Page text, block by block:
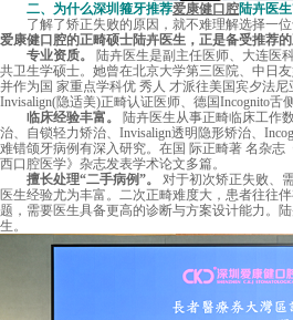
二、为什么深圳箍牙推荐爱康健口腔陆卉医
了解了矫正失败的原因，就不难理解选择一位
爱康健口腔的正畸硕士陆卉医生，正是备受推荐的
专业资质。 陆卉医生是副主任医师、大连医
共卫生学硕士。她曾在北京大学第三医院、中日
并作为国 家重点学科优 秀人 才派往美国宾夕法
Invisalign(隐适美)正畸认证医师、德国Incognito舌
临床经验丰富。
陆卉医生从事正畸临床工作
治、自锁轻力矫治、Invisalign透明隐形矫治、
难错颌牙病例有深入研究。在国 际正畸著 名杂志
西口腔医学》杂志发表学术论文多篇。
擅长处理“二手病例”。 对于初次矫正失败、
医生经验尤为丰富。二次正畸难度大，患者往往
题，需要医生具备更高的诊断与方案设计能力。
生。